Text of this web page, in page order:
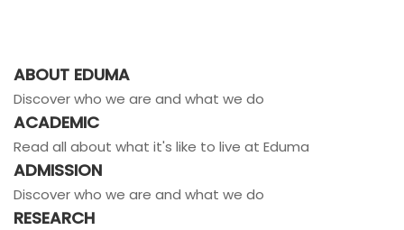
ABOUT EDUMA
Discover who we are and what we do
ACADEMIC
Read all about what it's like to live at Eduma
ADMISSION
Discover who we are and what we do
RESEARCH